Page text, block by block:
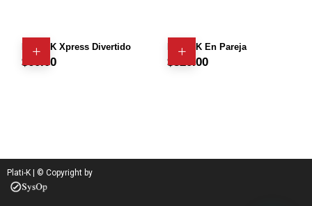
PLATI-K Xpress Divertido
$ 60.00
PLATI-K En Pareja
$ 320.00
Plati-K | © Copyright by